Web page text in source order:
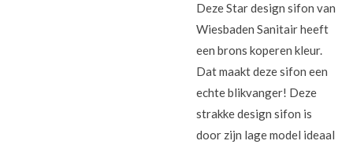
Deze Star design sifon van
Wiesbaden Sanitair heeft
een brons koperen kleur.
Dat maakt deze sifon een
echte blikvanger! Deze
strakke design sifon is
door zijn lage model ideaal